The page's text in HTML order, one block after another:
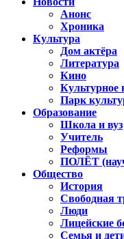
Анонс
Хроника
Культура
Дом актёра
Литература
Кино
Культурное
Парк
Образование
Школа и вуз
Учитель
Реформы
ПОЛЁТ
Общество
История
Свободная
Люди
Лицейские
Семья и